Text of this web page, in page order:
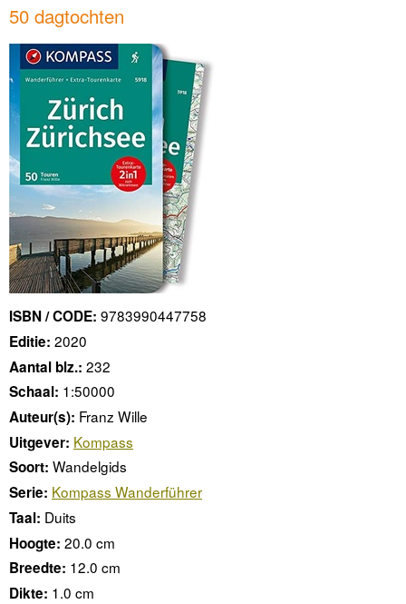
50 dagtochten
ISBN / CODE: 9783990447758
Editie: 2020
Aantal blz.: 232
Schaal: 1:50000
Auteur(s): Franz Wille
Uitgever: Kompass
Soort: Wandelgids
Serie: Kompass Wanderführer
Taal: Duits
Hoogte: 20.0 cm
Breedte: 12.0 cm
Dikte: 1.0 cm